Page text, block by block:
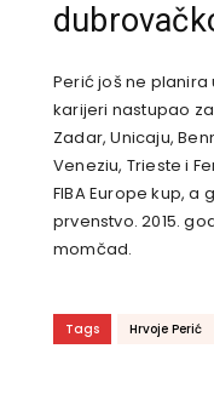
Perić još ne
karijeri nastupao
Zadar, Unicaju,
Veneziu, Trieste i
FIBA Europe kup, a
prvenstvo. 2015.
momčad.
Tags Hrvoje Perić